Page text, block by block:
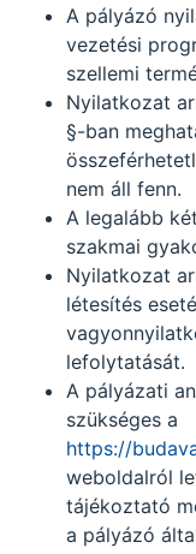
A pályázó
vezetési
szellemi
Nyilatkozat
§-ban
nem áll fenn.
A legalább
szakmai
Nyilatkozat
létesítés
lefolytatását.
A pályázati
szükséges a
https://
weboldalról
tájékoztató
a pályázó